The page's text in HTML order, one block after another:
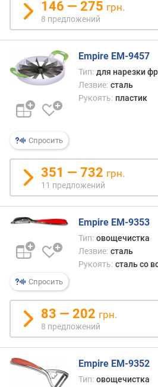
146 — 275 грн.
8 предложений
Спросить
Empire EM-9457
Тип: для нарезки
Лезвие: сталь
Рукоять: пластик
351 — 732 грн.
11 предложений
Спросить
Empire EM-9353
Тип: овощечистка
Лезвие: сталь
Рукоять: сталь со
83 — 202 грн.
8 предложений
Empire EM-9352
Тип: овощечистка